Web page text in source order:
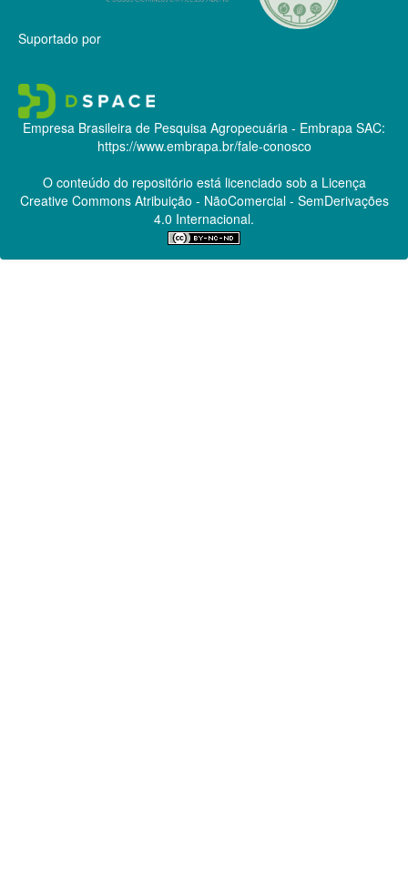
Suportado por
Empresa Brasileira de Pesquisa Agropecuária - Embrapa SAC:
https://www.embrapa.br/fale-conosco
O conteúdo do repositório está licenciado sob a Licença
Creative CommonsAtribuição - NãoComercial - SemDerivações
4.0 Internacional.